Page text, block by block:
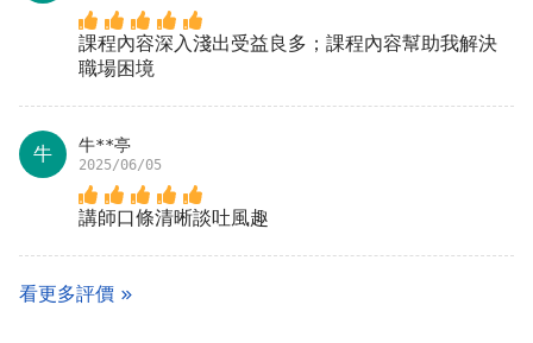
課程內容深入淺出受益良多；課程內容幫助我解決
職場困境
牛 牛**亭
2025/06/05
講師口條清晰談吐風趣
看更多評價